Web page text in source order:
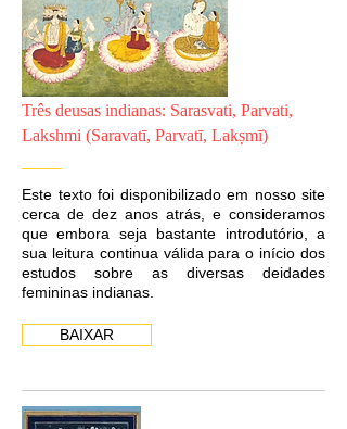
Três deusas indianas: Sarasvati, Parvati,
Lakshmi (Saravatī, Parvatī, Lakṣmī)
Este texto foi disponibilizado em nosso site
cerca de dez anos atrás, e consideramos
que embora seja bastante introdutório, a
sua leitura continua válida para o início dos
estudos sobre as diversas deidades
femininas indianas.
BAIXAR